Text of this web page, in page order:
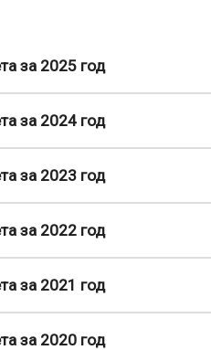
за 2025 год
за 2024 год
за 2023 год
за 2022 год
за 2021 год
за 2020 год